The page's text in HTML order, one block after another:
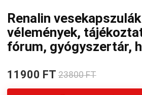
Renalin
vélemények,
fórum, gyógyszertár,
11900 FT 23800 FT